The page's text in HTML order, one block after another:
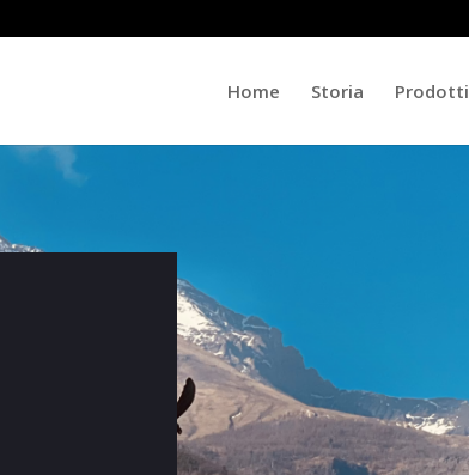
Home Storia Prodotti